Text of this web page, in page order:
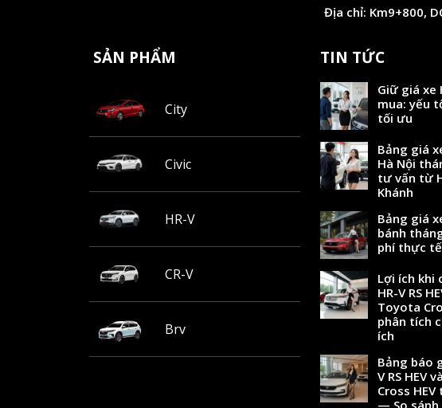
Địa chỉ: Km9+800,
SẢN PHẨM
City
Civic
HR-V
CR-V
Brv
TIN TỨC
Giữ giá xe
mua: yếu
tối ưu
Bảng giá
Hà Nội
tư vấn từ
Khánh
Bảng giá
bánh
phí thực
Lợi ích khi
HR-V RS
Toyota
phân tích
ích
Bảng báo
V RS HEV
Cross
— So sánh